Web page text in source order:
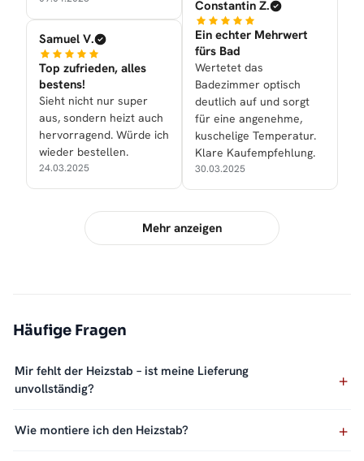
Samuel V.
Top zufrieden, alles
bestens!
Sieht nicht nur super
aus, sondern heizt auch
hervorragend. Würde ich
wieder bestellen.
24.03.2025
Constantin Z.
Ein echter Mehrwert
fürs Bad
Wertetet das
Badezimmer optisch
deutlich auf und sorgt
für eine angenehme,
kuschelige Temperatur.
Klare Kaufempfehlung.
30.03.2025
Mehr anzeigen
Häufige Fragen
Mir fehlt der Heizstab – ist meine Lieferung
unvollständig?
Wie montiere ich den Heizstab?